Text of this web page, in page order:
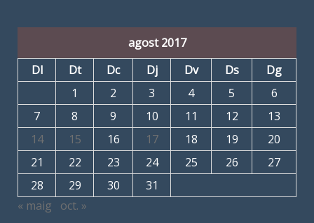
agost 2017
Dl
Dt Dc Dj Dv Ds
Dg
1
2 3 4 5
6
7
8 9 10 11 12
13
14
15 16 17 18 19
20
21
22 23 24 25 26
27
28
29 30
31
« maig
oct. »